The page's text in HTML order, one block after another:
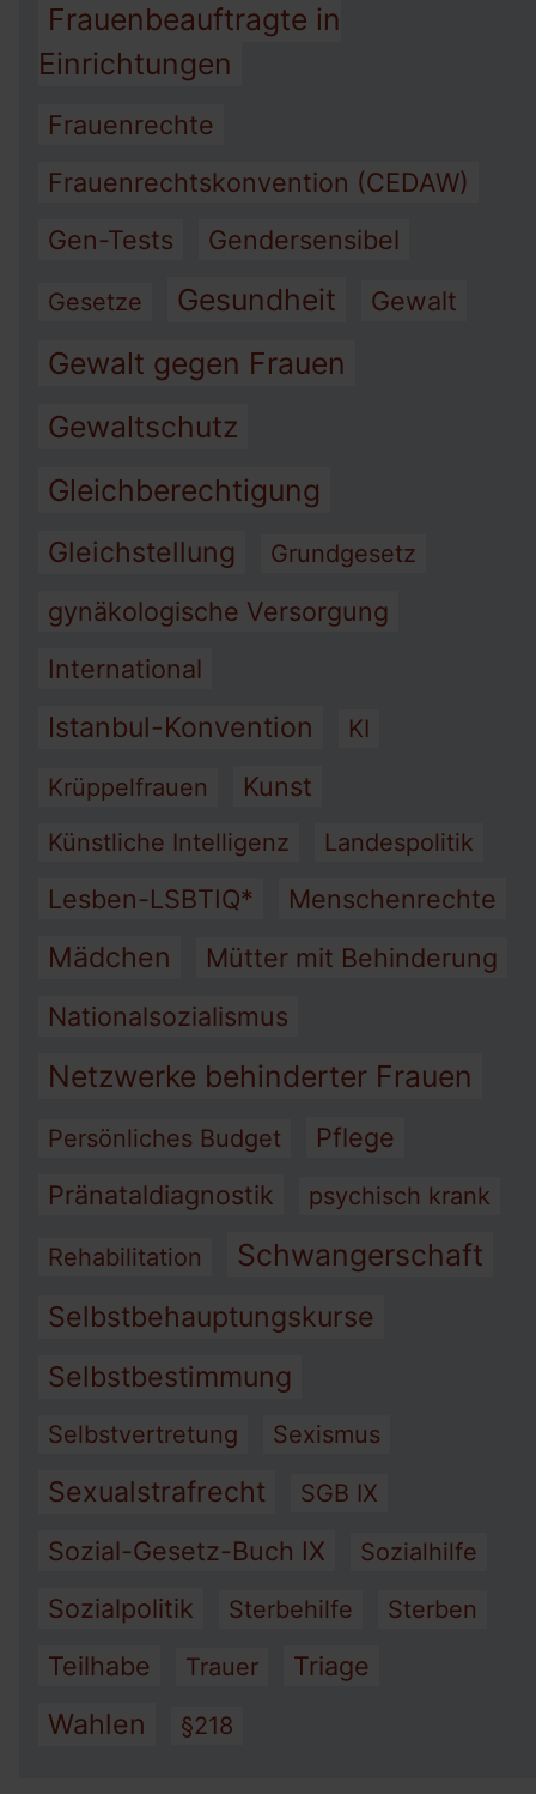
Frauenbeauftragte in
Einrichtungen
Frauenrechte
Frauenrechtskonvention (CEDAW)
Gen-Tests
Gendersensibel
Gesetze Gesundheit Gewalt
Gewalt gegen Frauen
Gewaltschutz
Gleichberechtigung
Gleichstellung Grundgesetz
gynäkologische Versorgung
International
Istanbul-Konvention KI
Krüppelfrauen Kunst
Künstliche Intelligenz Landespolitik
Lesben-LSBTIQ* Menschenrechte
Mädchen
Mütter mit Behinderung
Nationalsozialismus
Netzwerke behinderter Frauen
Persönliches Budget
Pflege
Pränataldiagnostik
psychisch krank
Rehabilitation Schwangerschaft
Selbstbehauptungskurse
Selbstbestimmung
Selbstvertretung Sexismus
Sexualstrafrecht SGB IX
Sozial-Gesetz-Buch IX Sozialhilfe
Sozialpolitik Sterbehilfe Sterben
Teilhabe Trauer Triage
Wahlen §218